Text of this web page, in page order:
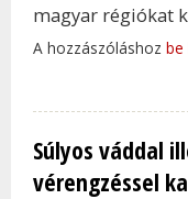
magyar régiókat
A hozzászóláshoz be
Súlyos váddal
vérengzéssel